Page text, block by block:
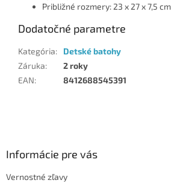
Približné rozmery: 23 x 27 x 7,5 cm
Dodatočné parametre
Kategória:
Detské batohy
Záruka:
2 roky
EAN: 8412688545391
Informácie pre vás
Vernostné zľavy